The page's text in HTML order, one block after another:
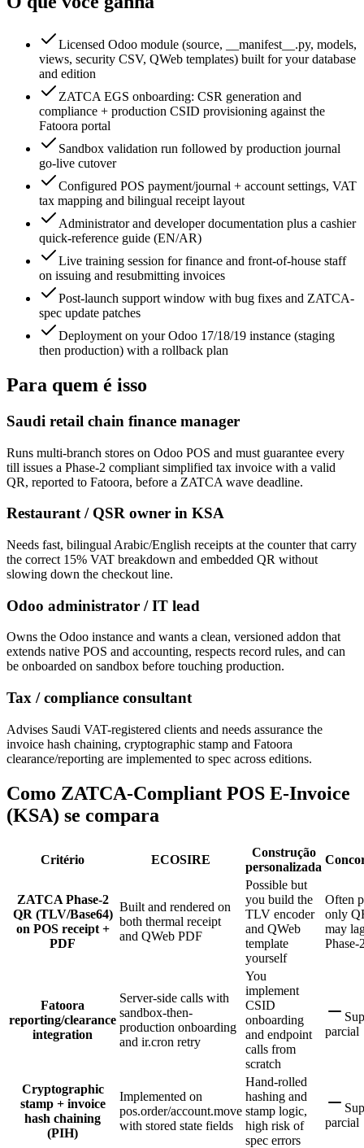
Licensed Odoo module (source, __manifest__.py, models,
views, security CSV, QWeb templates) built for your database
and edition
ZATCA EGS onboarding: CSR generation and
compliance + production CSID provisioning against the
Fatoora portal
Sandbox validation run followed by production journal
go-live cutover
Configured POS payment/journal + account settings, VAT
tax mapping and bilingual receipt layout
Administrator and developer documentation plus a cashier
quick-reference guide (EN/AR)
Live training session for finance and front-of-house staff
on issuing and resubmitting invoices
Post-launch support window with bug fixes and ZATCA-
spec update patches
Deployment on your Odoo 17/18/19 instance (staging
then production) with a rollback plan
Para quem é isso
Saudi retail chain finance manager
Runs multi-branch stores on Odoo POS and must guarantee every
till issues a Phase-2 compliant simplified tax invoice with a valid
QR, reported to Fatoora, before a ZATCA wave deadline.
Restaurant / QSR owner in KSA
Needs fast, bilingual Arabic/English receipts at the counter that carry
the correct 15% VAT breakdown and embedded QR without
slowing down the checkout line.
Odoo administrator / IT lead
Owns the Odoo instance and wants a clean, versioned addon that
extends native POS and accounting, respects record rules, and can
be onboarded on sandbox before touching production.
Tax / compliance consultant
Advises Saudi VAT-registered clients and needs assurance the
invoice hash chaining, cryptographic stamp and Fatoora
clearance/reporting are implemented to spec across editions.
Como ZATCA-Compliant POS E-Invoice
(KSA) se compara
Critério ECOSIRE
Construção
personalizada
ZATCA Phase-2
QR (TLV/Base64)
on POS receipt +
PDF
Built and rendered on
both thermal receipt
and QWeb PDF
Possible but
you build the
TLV encoder
and QWeb
template
yourself
Often
only
may
Phase-
Fatoora
reporting/clearance
integration
Server-side calls with
sandbox-then-
production onboarding
and ir.cron retry
You
implement
CSID
onboarding
and endpoint
calls from
scratch
parcial
Cryptographic
stamp + invoice
hash chaining
(PIH)
Implemented on
pos.order/account.move
with stored state fields
Hand-rolled
hashing and
stamp logic,
high risk of
spec errors
parcial